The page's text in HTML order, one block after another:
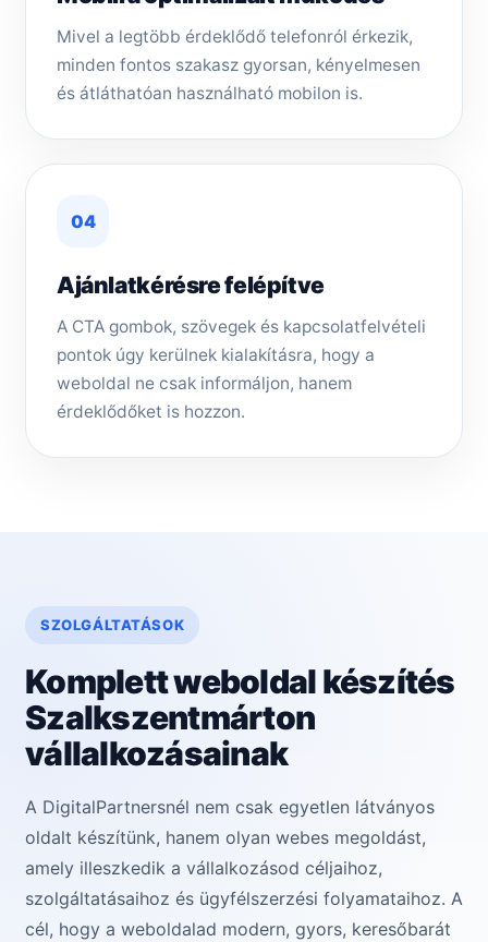
Mivel a legtöbb érdeklődő telefonról érkezik,
minden fontos szakasz gyorsan, kényelmesen
és átláthatóan használható mobilon is.
04
Ajánlatkérésre felépítve
A CTA gombok, szövegek és kapcsolatfelvételi
pontok úgy kerülnek kialakításra, hogy a
weboldal ne csak informáljon, hanem
érdeklődőket is hozzon.
SZOLGÁLTATÁSOK
Komplett weboldal készítés
Szalkszentmárton
vállalkozásainak
A DigitalPartnersnél nem csak egyetlen látványos
oldalt készítünk, hanem olyan webes megoldást,
amely illeszkedik a vállalkozásod céljaihoz,
szolgáltatásaihoz és ügyfélszerzési folyamataihoz. A
cél, hogy a weboldalad modern, gyors, keresőbarát